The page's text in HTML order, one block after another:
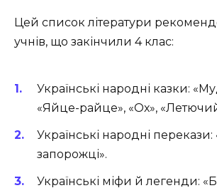
Цей список літератури
учнів, що закінчили 4 клас:
Українські народні казки:
«Яйце-райце», «Ох»,
Українські народні
запорожці».
Українські міфи й легенди: